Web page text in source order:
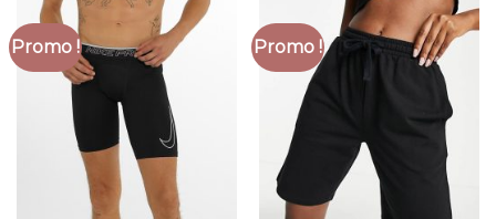
Promo ! Promo !